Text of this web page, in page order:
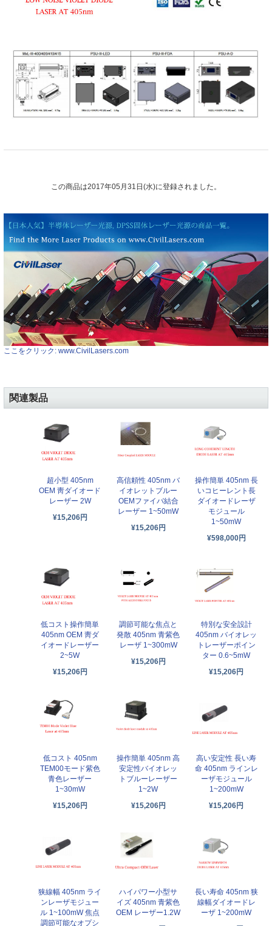
この商品は2017年05月31日(水)に登録されました。
ここをクリック: www.CivilLasers.com
関連製品
超小型 405nm
OEM 靑ダイオード
レーザー 2W
¥15,206円
高信頼性 405nm バ
イオレットブルー
OEMファイバ結合
レーザー 1~50mW
¥15,206円
操作簡単 405nm 長
いコヒーレント長
ダイオードレーザ
モジュール
1~50mW
¥598,000円
低コスト操作簡単
405nm OEM 靑ダ
イオードレーザー
2~5W
¥15,206円
調節可能な焦点と
発散 405nm 青紫色
レーザ 1~300mW
¥15,206円
特別な安全設計
405nm バイオレッ
トレーザーポイン
ター 0.6~5mW
¥15,206円
低コスト 405nm
TEM00モード紫色
青色レーザー
1~30mW
¥15,206円
操作簡単 405nm 高
安定性バイオレッ
トブルーレーザー
1~2W
¥15,206円
高い安定性 長い寿
命 405nm ラインレ
ーザモジュール
1~200mW
¥15,206円
狭線幅 405nm ライ
ンレーザモジュー
ル 1~100mW 焦点
調節可能なオプシ
ハイパワー小型サ
イズ 405nm 青紫色
OEM レーザー1.2W
長い寿命 405nm 狭
線幅ダイオードレ
ーザ 1~200mW